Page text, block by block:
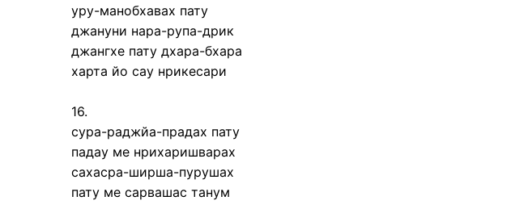
уру-манобхавах пату
джануни нара-рупа-дрик
джангхе пату дхара-бхара
харта йо сау нрикесари
16.
сура-раджйа-прадах пату
падау ме нрихаришварах
сахасра-ширша-пурушах
пату ме сарвашас танум